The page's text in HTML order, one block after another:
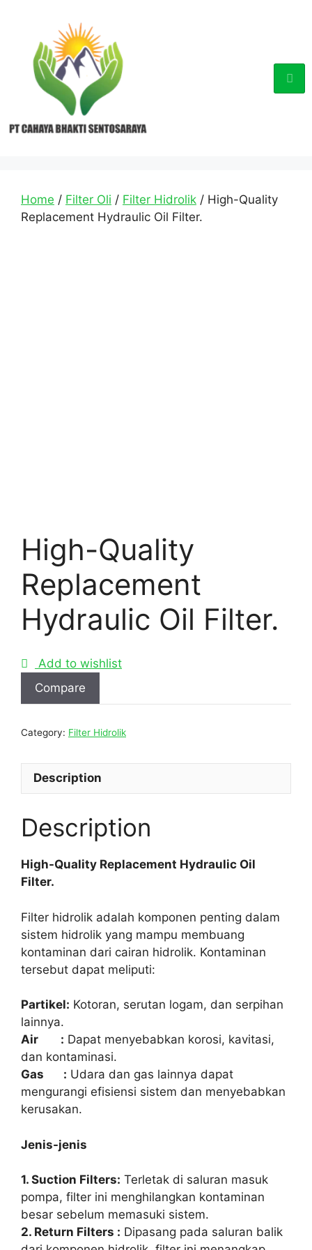
Home / Filter Oli / Filter Hidrolik / High-Quality
Replacement Hydraulic Oil Filter.
High-Quality
Replacement
Hydraulic Oil Filter.
Add to wishlist
Compare
Category: Filter Hidrolik
Description
Description
High-Quality Replacement Hydraulic Oil
Filter.
Filter hidrolik adalah komponen penting dalam
sistem hidrolik yang mampu membuang
kontaminan dari cairan hidrolik. Kontaminan
tersebut dapat meliputi:
Partikel: Kotoran, serutan logam, dan serpihan
lainnya.
Air : Dapat menyebabkan korosi, kavitasi,
dan kontaminasi.
Gas : Udara dan gas lainnya dapat
mengurangi efisiensi sistem dan menyebabkan
kerusakan.
Jenis-jenis
1. Suction Filters: Terletak di saluran masuk
pompa, filter ini menghilangkan kontaminan
besar sebelum memasuki sistem.
2. Return Filters : Dipasang pada saluran balik